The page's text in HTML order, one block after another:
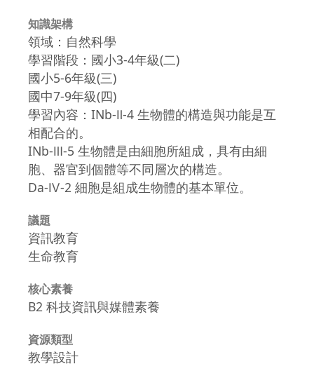
知識架構
領域：自然科學
學習階段：國小3-4年級(二)
國小5-6年級(三)
國中7-9年級(四)
學習內容：INb-Ⅱ-4 生物體的構造與功能是互
相配合的。
INb-Ⅲ-5 生物體是由細胞所組成，具有由細
胞、器官到個體等不同層次的構造。
Da-Ⅳ-2 細胞是組成生物體的基本單位。
議題
資訊教育
生命教育
核心素養
B2 科技資訊與媒體素養
資源類型
教學設計